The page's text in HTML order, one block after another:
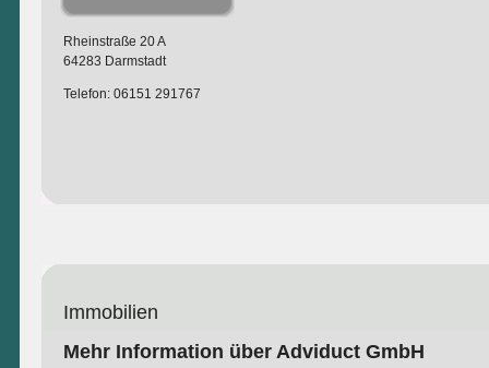
Rheinstraße 20 A
64283 Darmstadt
Telefon: 06151 291767
Immobilien
Mehr Information über Adviduct GmbH